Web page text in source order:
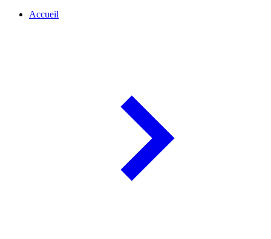
Accueil